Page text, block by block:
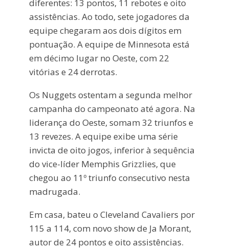
diferentes: 13 pontos, 11 rebotes e oito
assistências. Ao todo, sete jogadores da
equipe chegaram aos dois dígitos em
pontuação. A equipe de Minnesota está
em décimo lugar no Oeste, com 22
vitórias e 24 derrotas.
Os Nuggets ostentam a segunda melhor
campanha do campeonato até agora. Na
liderança do Oeste, somam 32 triunfos e
13 revezes. A equipe exibe uma série
invicta de oito jogos, inferior à sequência
do vice-líder Memphis Grizzlies, que
chegou ao 11º triunfo consecutivo nesta
madrugada.
Em casa, bateu o Cleveland Cavaliers por
115 a 114, com novo show de Ja Morant,
autor de 24 pontos e oito assistências.